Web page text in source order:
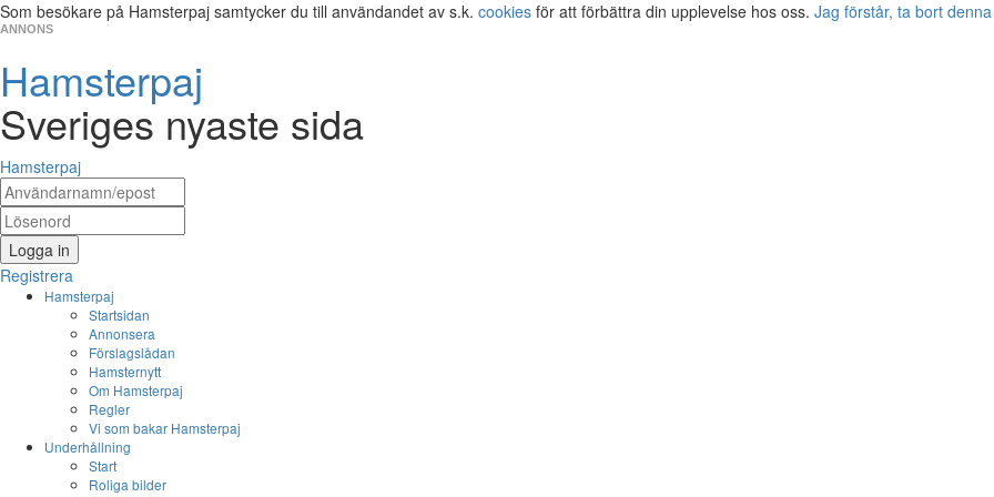
Som besökare på Hamsterpaj samtycker du till användandet av s.k. cookies för att förbättra din upplevelse hos oss. Jag förstår, ta bort
ANNONS
Hamsterpaj
Sveriges nyaste sida
Hamsterpaj
Logga in
Registrera
Hamsterpaj
Startsidan
Annonsera
Förslagslådan
Hamsternytt
Om Hamsterpaj
Regler
Vi som bakar Hamsterpaj
Underhållning
Start
Roliga bilder